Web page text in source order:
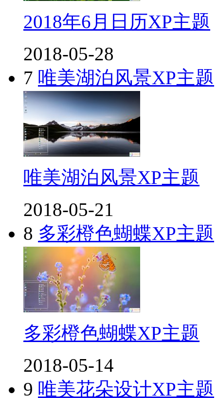
2018年6月日历XP主题
2018-05-28
7 唯美湖泊风景XP主题
唯美湖泊风景XP主题
2018-05-21
8 多彩橙色蝴蝶XP主题
多彩橙色蝴蝶XP主题
2018-05-14
9 唯美花朵设计XP主题